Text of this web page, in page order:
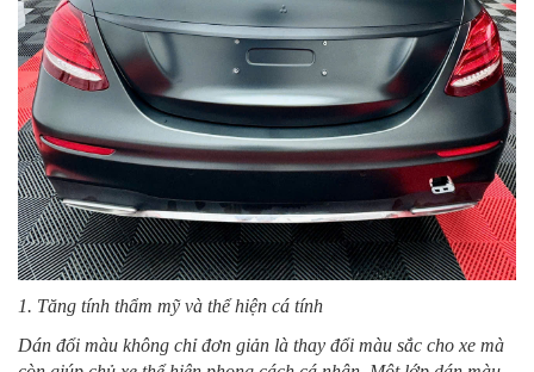
1. Tăng tính thẩm mỹ và thể hiện cá tính
Dán đổi màu không chỉ đơn giản là thay đổi màu sắc cho xe mà